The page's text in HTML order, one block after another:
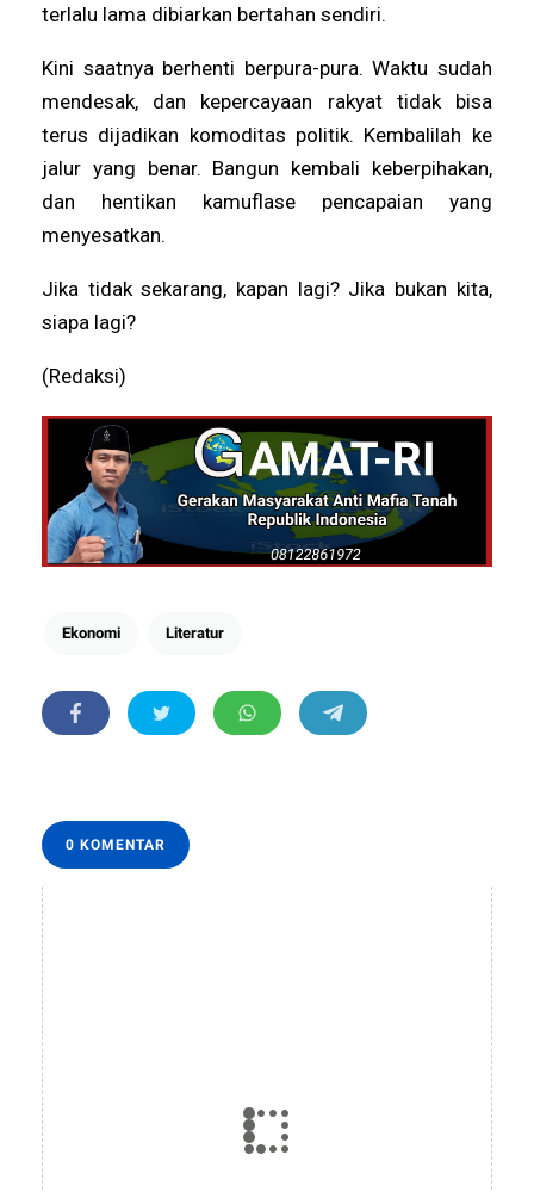
terlalu lama dibiarkan bertahan sendiri.
Kini saatnya berhenti berpura-pura. Waktu sudah
mendesak, dan kepercayaan rakyat tidak bisa
terus dijadikan komoditas politik. Kembalilah ke
jalur yang benar. Bangun kembali keberpihakan,
dan hentikan kamuflase pencapaian yang
menyesatkan.
Jika tidak sekarang, kapan lagi? Jika bukan kita,
siapa lagi?
(Redaksi)
Ekonomi Literatur
0 KOMENTAR